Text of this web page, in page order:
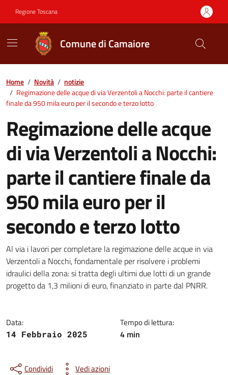
Regione Toscana
Comune di Camaiore
Contenuti in evidenza
Home / Novità / notizie
/ Regimazione delle acque di via Verzentoli a Nocchi: parte il cantiere
finale da 950 mila euro per il secondo e terzo lotto
Regimazione delle acque
di via Verzentoli a Nocchi:
parte il cantiere finale da
950 mila euro per il
secondo e terzo lotto
Dettagli della notizia
Al via i lavori per completare la regimazione delle acque in via
Verzentoli a Nocchi, fondamentale per risolvere i problemi
idraulici della zona: si tratta degli ultimi due lotti di un grande
progetto da 1,3 milioni di euro, finanziato in parte dal PNRR.
Data:
14 Febbraio 2025
Tempo di lettura:
4 min
Condividi Vedi azioni